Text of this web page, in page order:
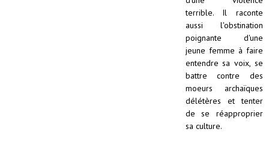
terrible. Il raconte
aussi l'obstination
poignante d'une
jeune femme à faire
entendre sa voix, se
battre contre des
moeurs archaïques
délétères et tenter
de se réapproprier
sa culture.